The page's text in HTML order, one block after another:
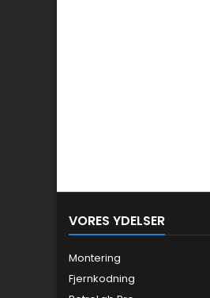
VORES YDELSER
Montering
Fjernkodning